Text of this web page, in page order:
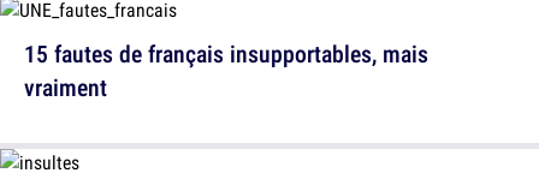
15 fautes de français insupportables, mais
vraiment